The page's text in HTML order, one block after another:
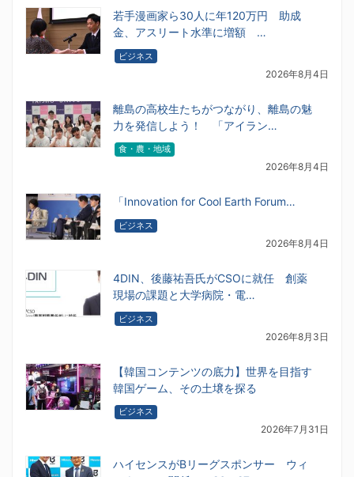
若手漫画家ら30人に年120万円 助成
金、アスリート水準に増額 …
ビジネス
2026年8月4日
離島の高校生たちがつながり、離島の魅
力を発信しよう！ 「アイラン…
食・農・地域
2026年8月4日
「Innovation for Cool Earth Forum…
ビジネス
2026年8月4日
4DIN、後藤祐吾氏がCSOに就任 創薬
現場の課題と大学病院・電…
ビジネス
2026年8月3日
【韓国コンテンツの底力】世界を目指す
韓国ゲーム、その土壌を探る
ビジネス
2026年7月31日
ハイセンスがBリーグスポンサー ウィ